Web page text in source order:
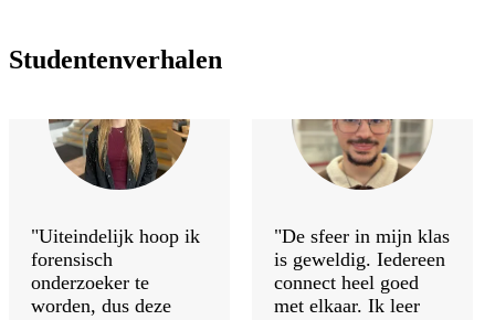
Studentenverhalen
"Uiteindelijk hoop ik
forensisch
onderzoeker te
worden, dus deze
"De sfeer in mijn klas
is geweldig. Iedereen
connect heel goed
met elkaar. Ik leer